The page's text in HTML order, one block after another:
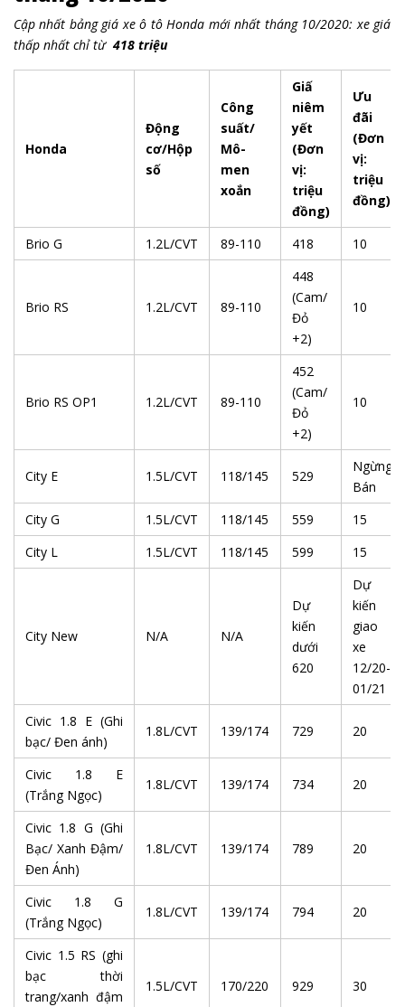
Cập nhất bảng giá xe ô tô Honda mới nhất tháng 10/2020: xe giá
thấp nhất chỉ từ 418 triệu
Honda
Động
cơ/Hộp
số
Công
suất/
Mô-
men
xoắn
Giấ
niêm
yết
(Đơn
vị:
triệu
đồng)
Ưu
đãi
(Đơn
vị:
triệu
đồng)
Brio G 1.2L/CVT 89-110 418 10
Brio RS 1.2L/CVT 89-110
448
(Cam/
Đỏ
+2)
10
Brio RS OP1 1.2L/CVT 89-110
452
(Cam/
Đỏ
+2)
10
City E 1.5L/CVT 118/145 529
Ngừng
Bán
City G
1.5L/CVT 118/145 559
15
City L
1.5L/CVT 118/145 599 15
City New N/A N/A
Dự
kiến
dưới
620
Dự
kiến
giao
xe
12/20-
01/21
Civic 1.8 E (Ghi
bạc/ Đen ánh)
1.8L/CVT 139/174 729 20
Civic 1.8 E
(Trắng Ngọc)
1.8L/CVT 139/174 734 20
Civic 1.8 G (Ghi
Bạc/ Xanh Đậm/
Đen Ánh)
1.8L/CVT 139/174 789 20
Civic 1.8 G
(Trắng Ngọc)
1.8L/CVT 139/174 794 20
Civic 1.5 RS (ghi
bạc thời
trang/xanh đậm
1.5L/CVT 170/220 929 30